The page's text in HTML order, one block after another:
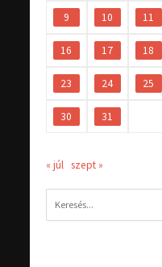
9 10 11
16 17 18
23 24 25
30 31
« júl szept »